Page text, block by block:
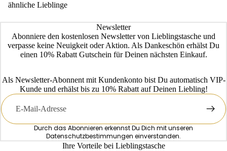
ähnliche Lieblinge
Newsletter
Abonniere den kostenlosen Newsletter von Lieblingstasche und
verpasse keine Neuigkeit oder Aktion. Als Dankeschön erhälst Du
einen 10% Rabatt Gutschein für Deinen nächsten Einkauf.
Als Newsletter-Abonnent mit Kundenkonto bist Du automatisch VIP-
Kunde und erhälst bis zu 10% Rabatt auf Deinen Liebling!
E-
Mail
Durch das Abonnieren erkennst Du Dich mit unseren
Datenschutzbestimmungen einverstanden.
Ihre Vorteile bei Lieblingstasche